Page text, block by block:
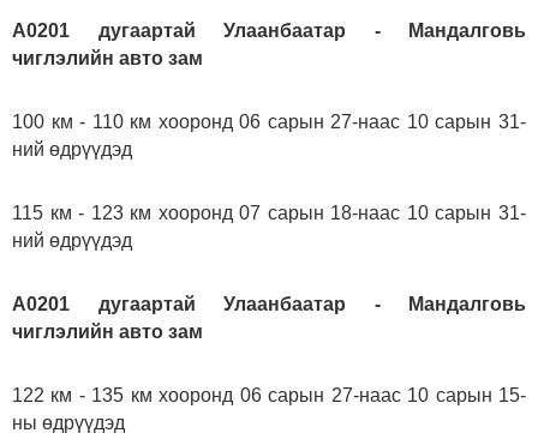
А0201 дугаартай Улаанбаатар - Мандалговь
чиглэлийн авто зам
100 км - 110 км хооронд 06 сарын 27-наас 10 сарын 31-
ний өдрүүдэд
115 км - 123 км хооронд 07 сарын 18-наас 10 сарын 31-
ний өдрүүдэд
А0201 дугаартай Улаанбаатар - Мандалговь
чиглэлийн авто зам
122 км - 135 км хооронд 06 сарын 27-наас 10 сарын 15-
ны өдрүүдэд